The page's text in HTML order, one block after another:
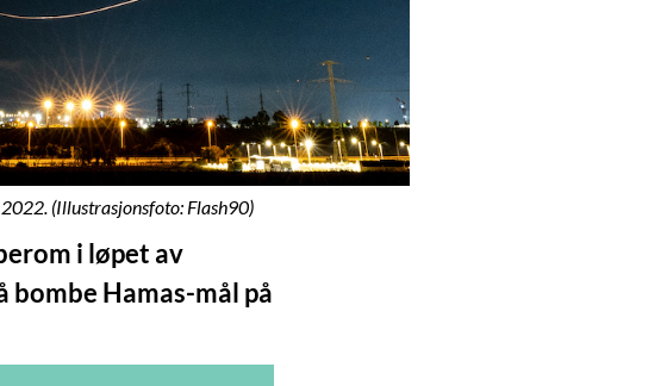
(Illustrasjonsfoto: Flash90)
i løpet av
Hamas-mål på